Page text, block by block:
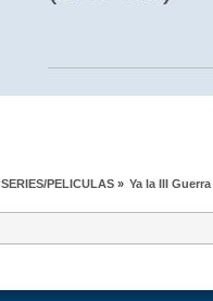
SERIES/PELICULAS» Ya la III